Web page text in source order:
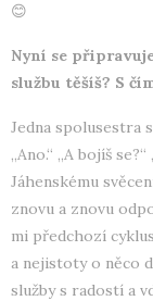
😊
Nyní se
službu těšíš? S
Jedna spolusestra
„Ano.“ „A bojíš
Jáhenskému
znovu a znovu
mi předchozí
a nejistoty o něco
služby s radostí a